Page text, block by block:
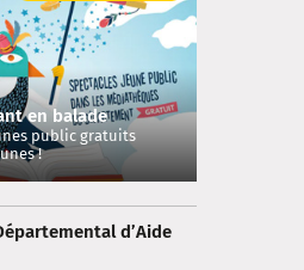
en balade
public gratuits
!
d’Aide